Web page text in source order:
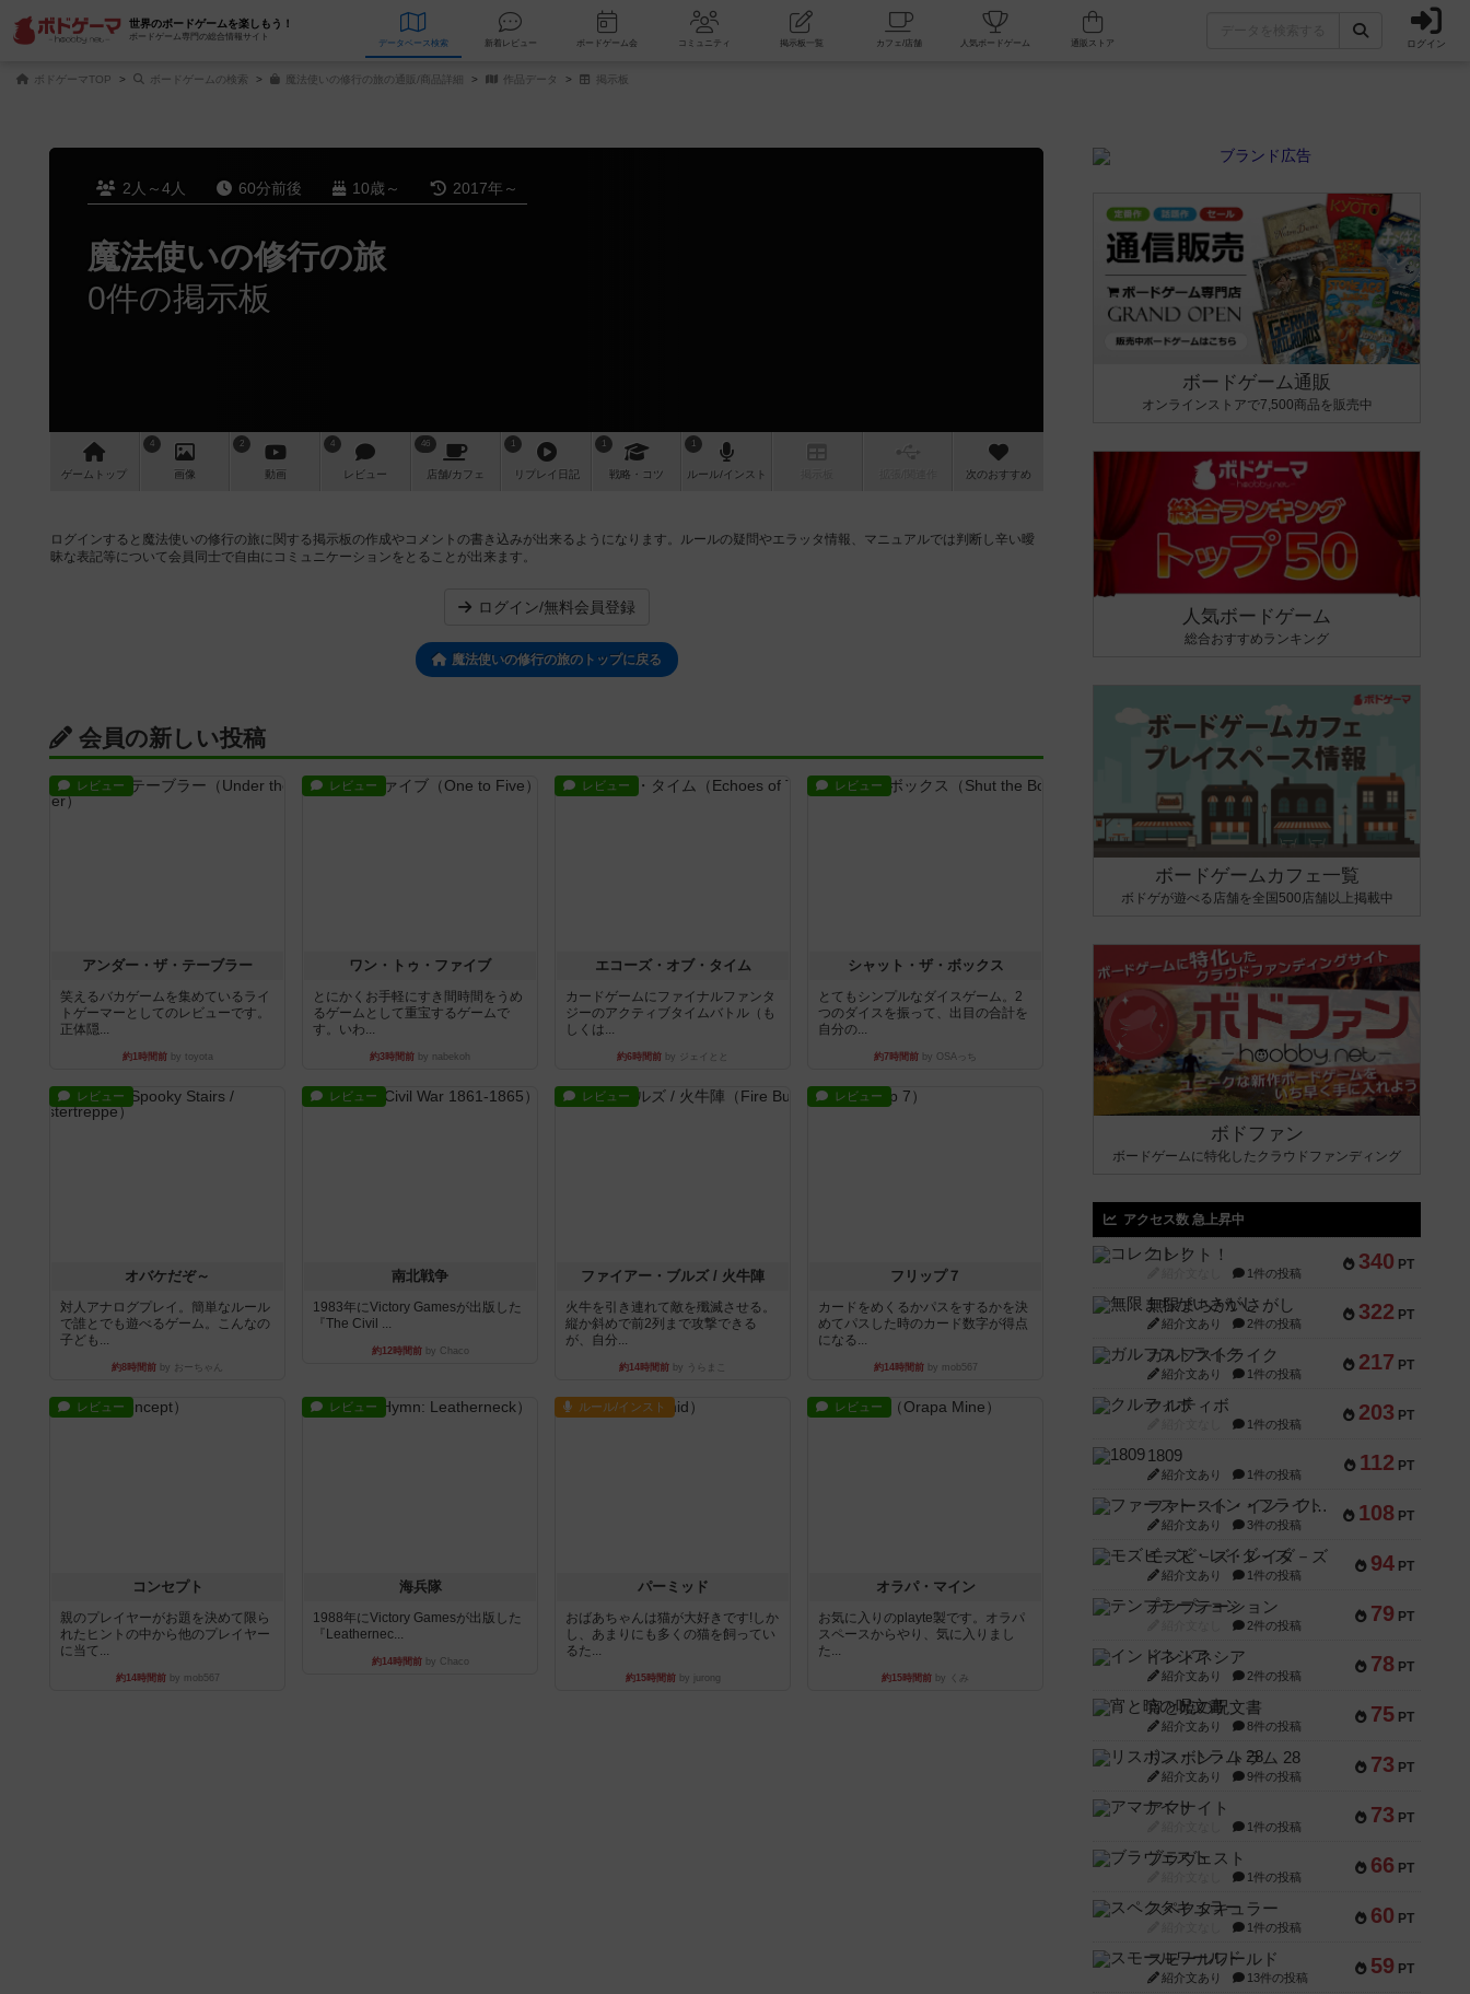
世界のボードゲームを楽しもう！
ボードゲーム専門の総合情報サイト
データベース 検索 新着レビュー ボードゲーム会 コミュニティ 掲示板一覧 カフェ/店舗 人気ボードゲーム ログイン
ボドゲーマTOP ボードゲームの検索 魔法使いの修行の旅の通販/商品詳細 作品データ 掲示板
2人～4人 60分前後 10歳～ 2017年～
魔法使いの修行の旅
0件の掲示板
ゲーム トップ
4
画像
2
動画
4
レビュー
46
店舗/カフェ
1
リプレイ 日記
1
戦略 ・コツ
1
ルール/インスト 次のおすすめ
ログインすると魔法使いの修行の旅に関する掲示板の作成やコメントの書き込みが出来るようになります。ルールの疑問やエラッタ情報、マニュアルでは判断し辛い曖
昧な表記等について会員同士で自由にコミュニケーションをとることが出来ます。
ログイン/無料会員登録
魔法使いの修行の旅のトップに戻る
会員の新しい投稿
レビュー
アンダー・ザ・テーブラー
笑えるバカゲームを集めているライ
トゲーマーとしてのレビューです。
正体隠...
約1時間前by toyota
レビュー
ワン・トゥ・ファイブ
とにかくお手軽にすき間時間をうめ
るゲームとして重宝するゲームで
す。いわ...
約3時間前 by nabekoh
レビュー
エコーズ・オブ・タイム
カードゲームにファイナルファンタ
ジーのアクティブタイムバトル（も
しくは...
約6時間前 by ジェイとと
レビュー
シャット・ザ・ボックス
とてもシンプルなダイスゲーム。2
つのダイスを振って、出目の合計を
自分の...
約7時間前 by OSAっち
レビュー
オバケだぞ～
対人アナログプレイ。簡単なルール
で誰とでも遊べるゲーム。こんなの
子ども...
約8時間前 by おーちゃん
レビュー
南北戦争
1983年にVictory Gamesが出版した
『The Civil ...
約12時間前by Chaco
レビュー
ファイアー・ブルズ / 火牛陣
火牛を引き連れて敵を殲滅させる。
縦か斜めで前2列まで攻撃できる
が、自分...
約14時間前 by うらまこ
レビュー
フリップ７
カードをめくるかパスをするかを決
めてパスした時のカード数字が得点
になる...
約14時間前by mob567
レビュー
コンセプト
親のプレイヤーがお題を決めて限ら
れたヒントの中から他のプレイヤー
に当て...
約14時間前by mob567
レビュー
海兵隊
1988年にVictory Gamesが出版した
『Leathernec...
約14時間前by Chaco
ルール/インスト
パーミッド
おばあちゃんは猫が大好きです!しか
し、あまりにも多くの猫を飼ってい
るた...
約15時間前by jurong
レビュー
オラパ・マイン
お気に入りのplayte製です。オラパ
スペースからやり、気に入りまし
た...
約15時間前 by くみ
ボードゲーム通販
オンラインストアで7,500商品を販売中
人気ボードゲーム
総合おすすめランキング
ボードゲームカフェ一覧
ボドゲが遊べる店舗を全国500店舗以上掲載中
ボドファン
ボードゲームに特化したクラウドファンディング
アクセス数 急上昇中
340 PT
コレクト！
1件の投稿
322 PT
無限まちがいさがし
紹介文あり 2件の投稿
217 PT
ガルフストライク
紹介文あり 1件の投稿
203 PT
クルティボ
1件の投稿
112 PT
1809
紹介文あり 1件の投稿
108 PT
ファースト・イン・フライト
紹介文あり 3件の投稿
94 PT
モズビ－ズ・レイダ－ズ
紹介文あり 1件の投稿
79 PT
テンプテーション
2件の投稿
78 PT
インドネシア
紹介文あり 2件の投稿
75 PT
宵と暁の呪文書
紹介文あり 8件の投稿
73 PT
リスボン・トラム 28
紹介文あり 9件の投稿
73 PT
アマナイト
1件の投稿
66 PT
ブラヴェスト
1件の投稿
60 PT
スペクタキュラー
1件の投稿
59 PT
スモールワールド
紹介文あり 13件の投稿